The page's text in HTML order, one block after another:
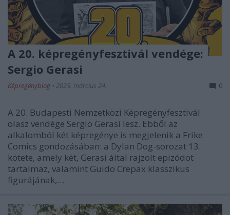
A 20. képregényfesztivál vendége:
Sergio Gerasi
Képregényblog • 2025. március 24. 0
A 20. Budapesti Nemzetközi Képregényfesztivál
olasz vendége Sergio Gerasi lesz. Ebből az
alkalomból két képregénye is megjelenik a Frike
Comics gondozásában: a Dylan Dog-sorozat 13.
kötete, amely két, Gerasi által rajzolt epizódot
tartalmaz, valamint Guido Crepax klasszikus
figurájának,…